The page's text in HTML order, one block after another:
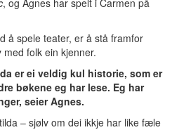
å spele teater, er å stå framfor
folk ein kjenner.
er ei veldig kul historie, som er
bøkene eg har lese. Eg har
seier Agnes.
– sjølv om dei ikkje har like fæle